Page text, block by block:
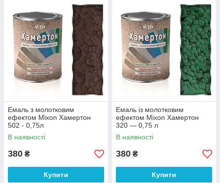
Емаль з молотковим
ефектом Mixon Хамертон
502 - 0,75л
В наявності
380 ₴
Купити
Емаль із молотковим
ефектом Mixon Хамертон
320 — 0,75 л
В наявності
380 ₴
Купити